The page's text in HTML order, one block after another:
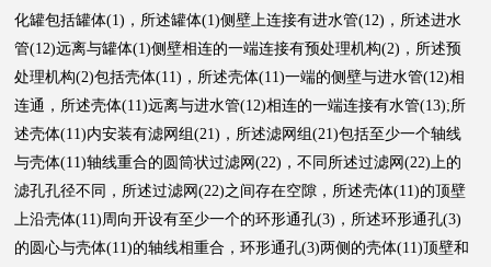
化罐包括罐体(1)，所述罐体(1)侧壁上连接有进水管(12)，所述进水
管(12)远离与罐体(1)侧壁相连的一端连接有预处理机构(2)，所述预
处理机构(2)包括壳体(11)，所述壳体(11)一端的侧壁与进水管(12)相
连通，所述壳体(11)远离与进水管(12)相连的一端连接有水管(13);所
述壳体(11)内安装有滤网组(21)，所述滤网组(21)包括至少一个轴线
与壳体(11)轴线重合的圆筒状过滤网(22)，不同所述过滤网(22)上的
滤孔孔径不同，所述过滤网(22)之间存在空隙，所述壳体(11)的顶壁
上沿壳体(11)周向开设有至少一个的环形通孔(3)，所述环形通孔(3)
的圆心与壳体(11)的轴线相重合，环形通孔(3)两侧的壳体(11)顶壁和